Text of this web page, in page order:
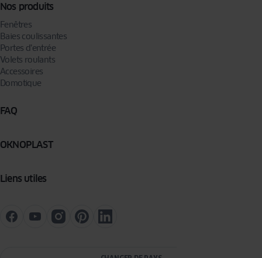
Nos produits
Fenêtres
Baies coulissantes
Portes d’entrée
Volets roulants
Accessoires
Domotique
FAQ
OKNOPLAST
Liens utiles